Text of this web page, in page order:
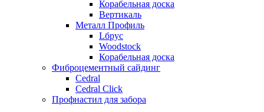
Корабельная доска
Вертикаль
Металл Профиль
Lбрус
Woodstock
Корабельная доска
Фиброцементный сайдинг
Cedral
Cedral Click
Профнастил для забора